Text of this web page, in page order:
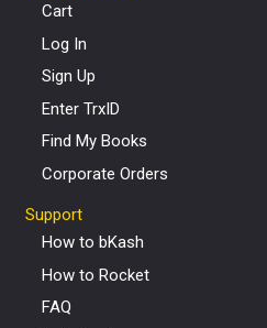
Cart
Log In
Sign Up
Enter TrxID
Find My Books
Corporate Orders
Support
How to bKash
How to Rocket
FAQ